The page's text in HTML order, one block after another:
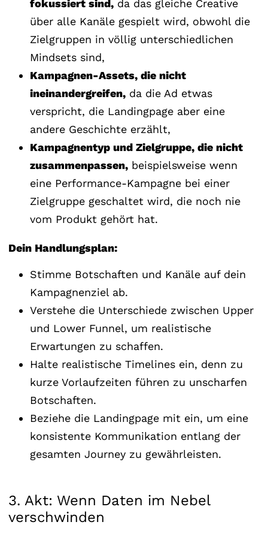
fokussiert sind,da das gleiche Creative
über alle Kanäle gespielt wird, obwohl die
Zielgruppen in völlig unterschiedlichen
Mindsets sind,
Kampagnen-Assets, die nicht
ineinandergreifen,da die Ad etwas
verspricht, die Landingpage aber eine
andere Geschichte erzählt,
Kampagnentyp und Zielgruppe, die nicht
zusammenpassen,beispielsweise wenn
eine Performance-Kampagne bei einer
Zielgruppe geschaltet wird, die noch nie
vom Produkt gehört hat.
Dein Handlungsplan:
Stimme Botschaften und Kanäle auf dein
Kampagnenziel ab.
Verstehe die Unterschiede zwischen Upper
und Lower Funnel, um realistische
Erwartungen zu schaffen.
Halte realistische Timelines ein, denn zu
kurze Vorlaufzeiten führen zu unscharfen
Botschaften.
Beziehe die Landingpage mit ein, um eine
konsistente Kommunikation entlang der
gesamten Journey zu gewährleisten.
3. Akt: Wenn Daten im Nebel
verschwinden